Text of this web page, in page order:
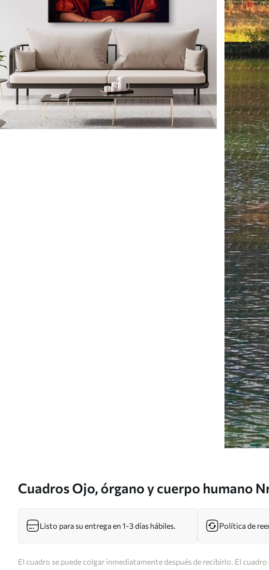
Cuadros Ojo, órgano y cuerpo humano
Listo para su entrega en 1-3 días hábiles. Política de
El cuadro se puede colgar inmediatamente después de recibirlo. El